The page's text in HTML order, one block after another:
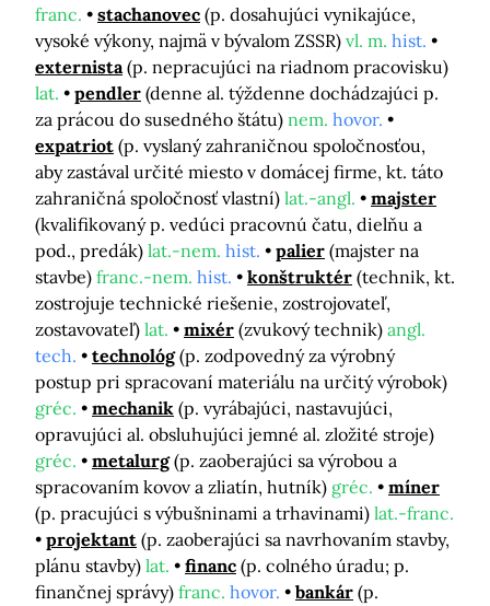
franc.
stachanovec (p. dosahujúci vynikajúce,
vysoké výkony, najmä v bývalom ZSSR) vl. m. hist.
externista (p. nepracujúci na riadnom pracovisku)
lat.
pendler (denne al. týždenne dochádzajúci p.
za prácou do susedného štátu) nem. hovor.
expatriot (p. vyslaný zahraničnou spoločnosťou,
aby zastával určité miesto v domácej firme, kt. táto
zahraničná spoločnosť vlastní) lat.-angl.
majster
(kvalifikovaný p. vedúci pracovnú čatu, dielňu a
pod., predák) lat.-nem. hist. palier (majster na
stavbe) franc.-nem. hist. konštruktér (technik, kt.
zostrojuje technické riešenie, zostrojovateľ,
zostavovateľ) lat. mixér (zvukový technik) angl.
tech.
technológ (p. zodpovedný za výrobný
postup pri spracovaní materiálu na určitý výrobok)
gréc.
mechanik (p. vyrábajúci, nastavujúci,
opravujúci al. obsluhujúci jemné al. zložité stroje)
gréc.
metalurg (p. zaoberajúci sa výrobou a
spracovaním kovov a zliatín, hutník) gréc.
míner
(p. pracujúci s výbušninami a trhavinami) lat.-franc.
projektant (p. zaoberajúci sa navrhovaním stavby,
plánu stavby) lat. financ (p. colného úradu; p.
finančnej správy) franc. hovor. bankár (p.